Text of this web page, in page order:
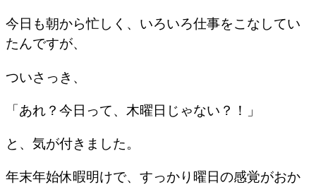
今日も朝から忙しく、いろいろ仕事をこなしてい
たんですが、
ついさっき、
「あれ？今日って、木曜日じゃない？！」
と、気が付きました。
年末年始休暇明けで、すっかり曜日の感覚がおか